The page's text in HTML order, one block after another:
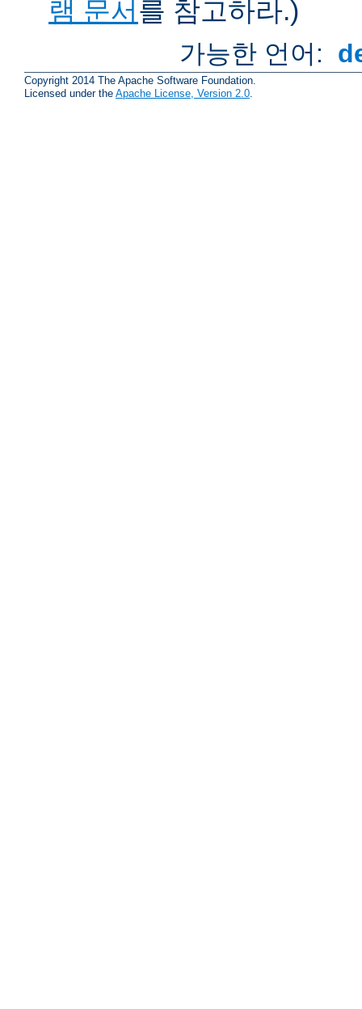
램 문서를 참고하라.)
가능한 언어:
Copyright 2014 The Apache Software Foundation.
Licensed under the Apache License, Version 2.0.